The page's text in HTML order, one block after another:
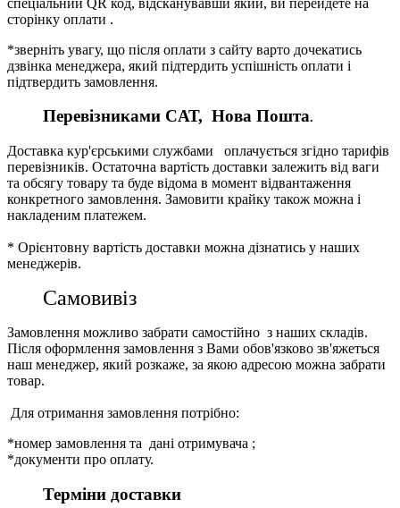
сторінку оплати .
*зверніть увагу, що після оплати з сайту варто дочекатись
дзвінка менеджера, який підтердить успішність оплати і
підтвердить замовлення.
Перевізниками CАТ, Нова Пошта.
Доставка кур'єрськими службами оплачується згідно тарифів
перевізників. Остаточна вартість доставки залежить від ваги
та обсягу товару та буде відома в момент відвантаження
конкретного замовлення. Замовити крайку також можна і
накладеним платежем.
* Орієнтовну вартість доставки можна дізнатись у наших
менеджерів.
Самовивіз
Замовлення можливо забрати самостійно з наших складів.
Після оформлення замовлення з Вами обов'язково зв'яжеться
наш менеджер, який розкаже, за якою адресою можна забрати
товар.
Для отримання замовлення потрібно:
*номер замовлення та дані отримувача ;
*документи про оплату.
Терміни доставки